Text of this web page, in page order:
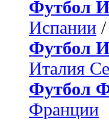
Футбол
Испании /
Футбол
Италия
Футбол
Франции